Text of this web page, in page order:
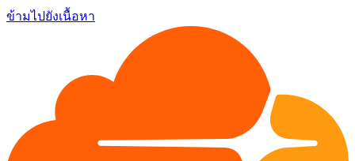
ข้ามไปยังเนื้อหา